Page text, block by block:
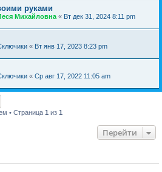
руками
Михайловна « Вт дек 31, 2024 8:11 pm
« Вт янв 17, 2023 8:23 pm
« Ср авг 17, 2022 11:05 am
• Страница 1 из 1
Перейти